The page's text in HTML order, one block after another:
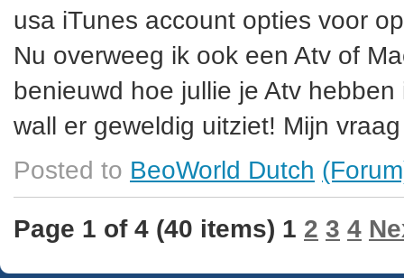
usa iTunes account opties voor
Nu overweeg ik ook een Atv of
benieuwd hoe jullie je Atv
wall er geweldig uitziet! Mijn
Posted to BeoWorld Dutch
Page 1 of 4 (40 items) 1 2 3 4